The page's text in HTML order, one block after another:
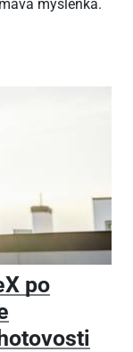
myšlenka.
po